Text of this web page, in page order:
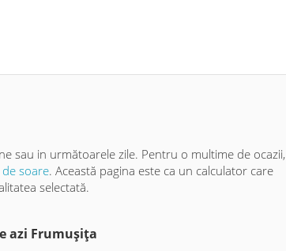
sau in următoarele zile. Pentru o multime de ocazii,
soare. Această pagina este ca un calculator care
selectată.
azi Frumuşiţa